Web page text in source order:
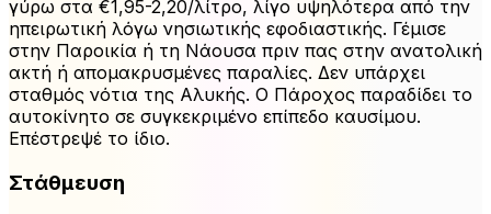
γύρω στα €1,95-2,20/λίτρο, λίγο υψηλότερα από την
ηπειρωτική λόγω νησιωτικής εφοδιαστικής. Γέμισε
στην Παροικία ή τη Νάουσα πριν πας στην ανατολική
ακτή ή απομακρυσμένες παραλίες. Δεν υπάρχει
σταθμός νότια της Αλυκής. Ο Πάροχος παραδίδει το
αυτοκίνητο σε συγκεκριμένο επίπεδο καυσίμου.
Επέστρεψέ το ίδιο.
Στάθμευση